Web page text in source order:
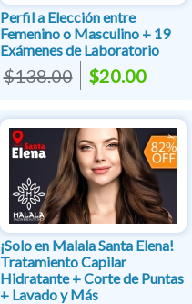
Perfil a Elección entre
Femenino o Masculino + 19
Exámenes de Laboratorio
$138.00 $20.00
¡Solo en Malala Santa Elena!
Tratamiento Capilar
Hidratante + Corte de Puntas
+ Lavado y Más